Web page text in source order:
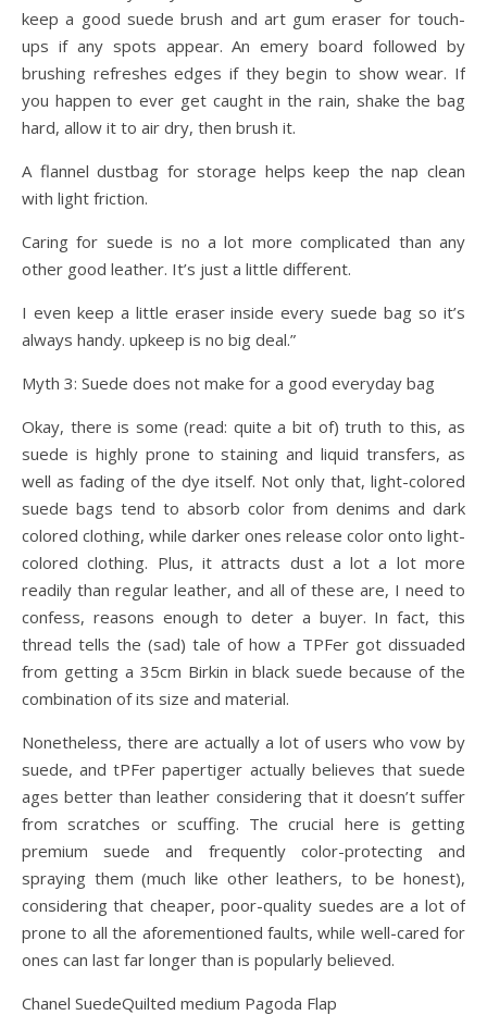
keep a good suede brush and art gum eraser for touch-
ups if any spots appear. An emery board followed by
brushing refreshes edges if they begin to show wear. If
you happen to ever get caught in the rain, shake the bag
hard, allow it to air dry, then brush it.
A flannel dustbag for storage helps keep the nap clean
with light friction.
Caring for suede is no a lot more complicated than any
other good leather. It’s just a little different.
I even keep a little eraser inside every suede bag so it’s
always handy. upkeep is no big deal.”
Myth 3: Suede does not make for a good everyday bag
Okay, there is some (read: quite a bit of) truth to this, as
suede is highly prone to staining and liquid transfers, as
well as fading of the dye itself. Not only that, light-colored
suede bags tend to absorb color from denims and dark
colored clothing, while darker ones release color onto light-
colored clothing. Plus, it attracts dust a lot a lot more
readily than regular leather, and all of these are, I need to
confess, reasons enough to deter a buyer. In fact, this
thread tells the (sad) tale of how a TPFer got dissuaded
from getting a 35cm Birkin in black suede because of the
combination of its size and material.
Nonetheless, there are actually a lot of users who vow by
suede, and tPFer papertiger actually believes that suede
ages better than leather considering that it doesn’t suffer
from scratches or scuffing. The crucial here is getting
premium suede and frequently color-protecting and
spraying them (much like other leathers, to be honest),
considering that cheaper, poor-quality suedes are a lot of
prone to all the aforementioned faults, while well-cared for
ones can last far longer than is popularly believed.
Chanel SuedeQuilted medium Pagoda Flap